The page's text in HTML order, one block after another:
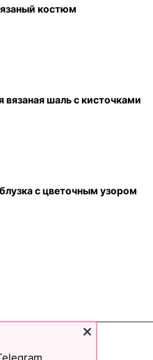
костюм
вязаная шаль с кисточками
с цветочным узором